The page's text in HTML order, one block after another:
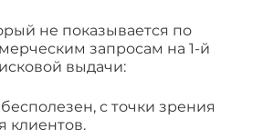
не показывается по
запросам на 1-й
выдачи:
с точки зрения
клиентов.